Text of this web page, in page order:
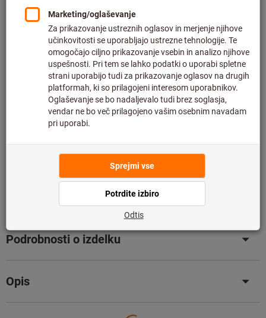
Količina
V košarico
Predviden čas dostave: 2-3 tedna
Upoštevajte daljši čas dostave in omejeno število
nasvetov:
saj ni del naše glavne ponudbe in ga zato nimamo na
Dodaj na seznam želja Deli izdelek
Podrobnosti o izdelku
Opis